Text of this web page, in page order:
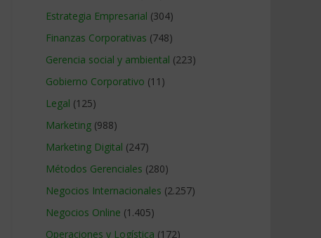
Estrategia Empresarial (304)
Finanzas Corporativas (748)
Gerencia social y ambiental (223)
Gobierno Corporativo (11)
Legal (125)
Marketing (988)
Marketing Digital (247)
Métodos Gerenciales (280)
Negocios Internacionales (2.257)
Negocios Online (1.405)
Operaciones y Logística (172)